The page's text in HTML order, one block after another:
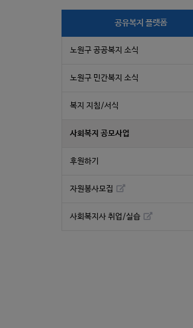
공유복지 플랫폼
노원구 공공복지 소식
노원구 민간복지 소식
복지 지침/서식
사회복지 공모사업
후원하기
자원봉사모집
사회복지사 취업/실습